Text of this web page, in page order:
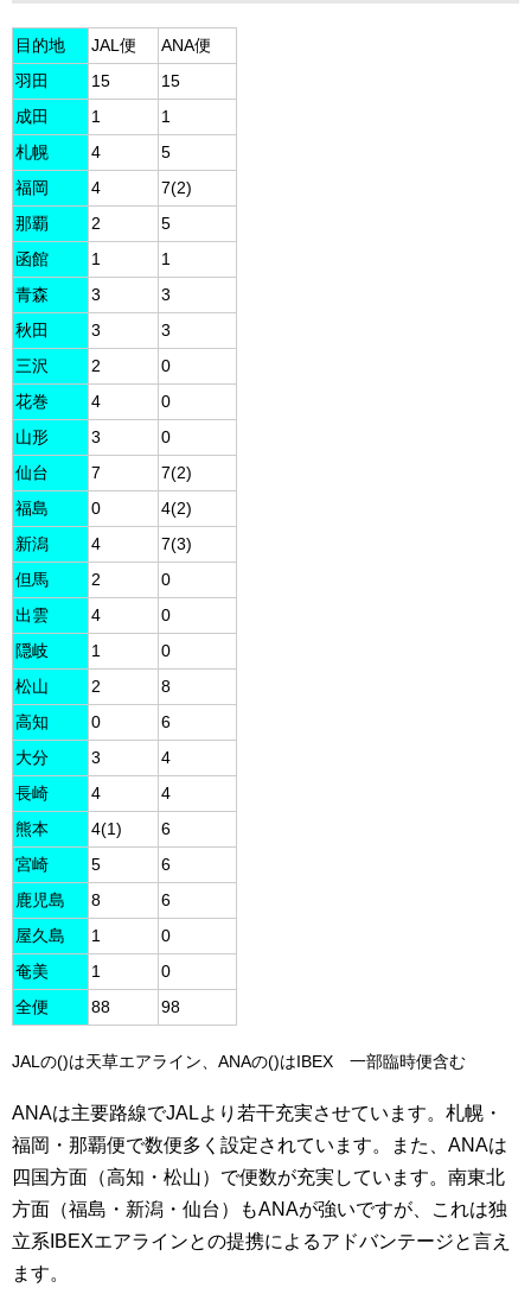
目的地 JAL便
ANA便
羽田
15
15
成田
1
1
札幌
4
5
福岡
4
7(2)
那覇
2
5
函館
1
1
青森
3
3
秋田
3
3
三沢
2
0
花巻
4
0
山形
3
0
仙台
7
7(2)
福島
0
4(2)
新潟
4
7(3)
但馬
2
0
出雲
4
0
隠岐
1
0
松山
2
8
高知
0
6
大分
3
4
長崎
4
4
熊本
4(1)
6
宮崎
5
6
鹿児島
8
6
屋久島
1
0
奄美
1
0
全便
88 98
JALの()は天草エアライン、ANAの()はIBEX 一部臨時便含む
ANAは主要路線でJALより若干充実させています。札幌・
福岡・那覇便で数便多く設定されています。また、ANAは
四国方面（高知・松山）で便数が充実しています。南東北
方面（福島・新潟・仙台）もANAが強いですが、これは独
立系IBEXエアラインとの提携によるアドバンテージと言え
ます。